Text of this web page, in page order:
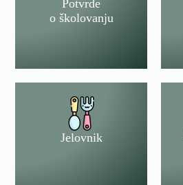
Potvrde
o školovanju
Jelovnik